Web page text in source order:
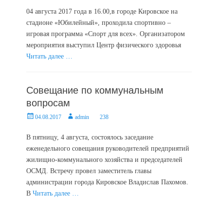
04 августа 2017 года в 16.00,в городе Кировское на
стадионе «Юбилейный», проходила спортивно –
игровая программа «Спорт для всех». Организатором
мероприятия выступил Центр физического здоровья
Читать далее …
Совещание по коммунальным
вопросам
Posted04.08.2017 Authoradmin 238
В пятницу, 4 августа, состоялось заседание
еженедельного совещания руководителей предприятий
жилищно-коммунального хозяйства и председателей
ОСМД. Встречу провел заместитель главы
администрации города Кировское Владислав Пахомов.
В Читать далее …